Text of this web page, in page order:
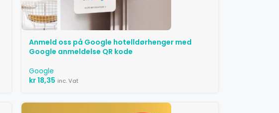
Anmeld oss ​​på Google hotelldørhenger med
Google anmeldelse QR kode
Google
kr18,35 inc. Vat